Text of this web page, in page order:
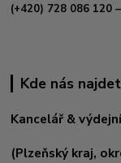
(+420) 728 086 120
Kde nás
Kancelář &
(Plzeňský kraj,